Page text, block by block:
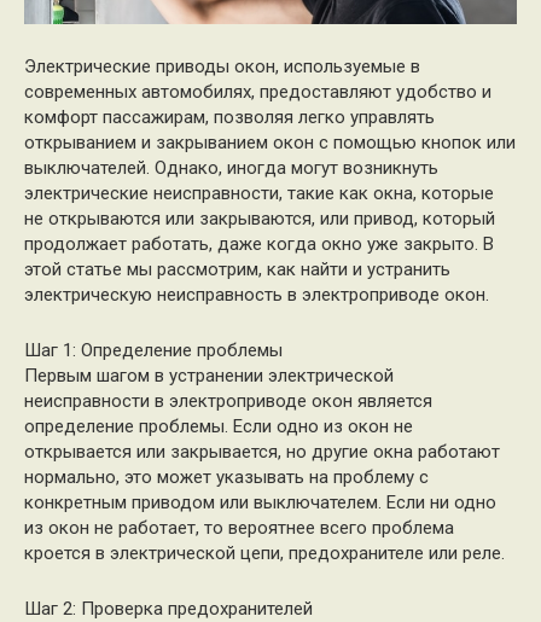
Электрические приводы окон, используемые в
современных автомобилях, предоставляют удобство и
комфорт пассажирам, позволяя легко управлять
открыванием и закрыванием окон с помощью кнопок или
выключателей. Однако, иногда могут возникнуть
электрические неисправности, такие как окна, которые
не открываются или закрываются, или привод, который
продолжает работать, даже когда окно уже закрыто. В
этой статье мы рассмотрим, как найти и устранить
электрическую неисправность в электроприводе окон.
Шаг 1: Определение проблемы
Первым шагом в устранении электрической
неисправности в электроприводе окон является
определение проблемы. Если одно из окон не
открывается или закрывается, но другие окна работают
нормально, это может указывать на проблему с
конкретным приводом или выключателем. Если ни одно
из окон не работает, то вероятнее всего проблема
кроется в электрической цепи, предохранителе или реле.
Шаг 2: Проверка предохранителей